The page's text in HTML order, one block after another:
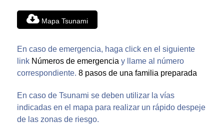
Mapa Tsunami
En caso de emergencia, haga click en el siguiente
link Números de emergencia y llame al número
correspondiente. 8 pasos de una familia preparada
En caso de Tsunami se deben utilizar la vías
indicadas en el mapa para realizar un rápido despeje
de las zonas de riesgo.